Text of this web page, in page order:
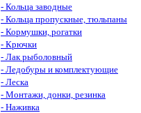
- Кольца заводные
- Кольца пропускные, тюльпаны
- Кормушки, рогатки
- Крючки
- Лак рыболовный
- Ледобуры и комплектующие
- Леска
- Монтажи, донки, резинка
- Наживка